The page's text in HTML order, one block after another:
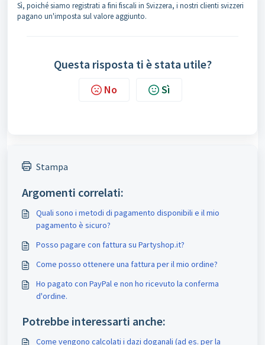
Sì, poiché siamo registrati a fini fiscali in Svizzera, i nostri clienti svizzeri
pagano un'imposta sul valore aggiunto.
Questa risposta ti è stata utile?
No Sì
Stampa
Argomenti correlati:
Quali sono i metodi di pagamento disponibili e il mio
pagamento è sicuro?
Posso pagare con fattura su Partyshop.it?
Come posso ottenere una fattura per il mio ordine?
Ho pagato con PayPal e non ho ricevuto la conferma
d'ordine.
Potrebbe interessarti anche:
Come vengono calcolati i dazi doganali (ad es. per la